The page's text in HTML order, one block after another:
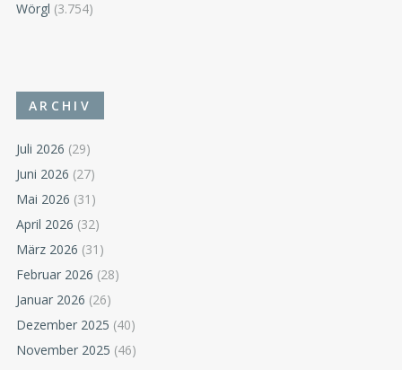
Wörgl (3.754)
ARCHIV
Juli 2026 (29)
Juni 2026 (27)
Mai 2026 (31)
April 2026 (32)
März 2026 (31)
Februar 2026 (28)
Januar 2026 (26)
Dezember 2025 (40)
November 2025 (46)